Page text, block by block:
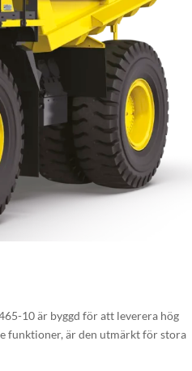
10 är byggd för att leverera hög
funktioner, är den utmärkt för stora